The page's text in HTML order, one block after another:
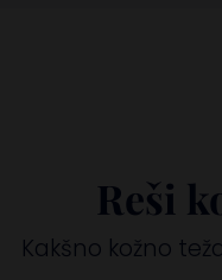
Reši
Kakšno kožno